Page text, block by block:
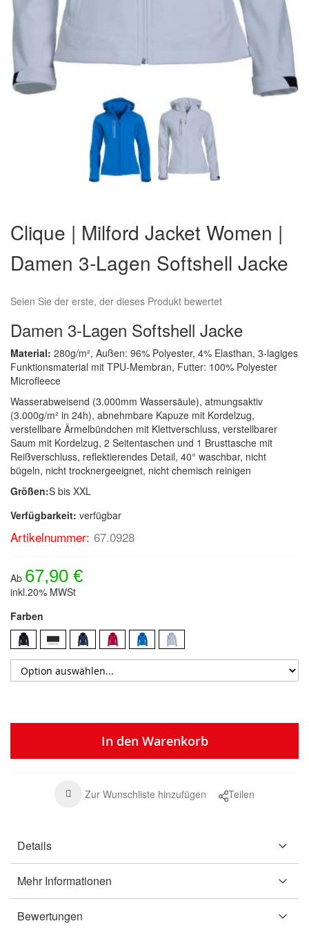
der
Bildergalerie
springen
Clique | Milford Jacket Women |
Damen 3-Lagen Softshell Jacke
Seien Sie der erste, der dieses Produkt bewertet
Damen 3-Lagen Softshell Jacke
Material: 280g/m², Außen: 96% Polyester, 4% Elasthan, 3-lagiges
Funktionsmaterial mit TPU-Membran, Futter: 100% Polyester
Microfleece
Wasserabweisend (3.000mm Wassersäule), atmungsaktiv
(3.000g/m² in 24h), abnehmbare Kapuze mit Kordelzug,
verstellbare Ärmelbündchen mit Klettverschluss, verstellbarer
Saum mit Kordelzug, 2 Seitentaschen und 1 Brusttasche mit
Reißverschluss, reflektierendes Detail, 40° waschbar, nicht
bügeln, nicht trocknergeeignet, nicht chemisch reinigen
Größen:S bis XXL
Verfügbarkeit: verfügbar
Artikelnummer: 67.0928
Ab 67,90 €
inkl.20% MWSt
Farben
In den Warenkorb
Zur Wunschliste hinzufügen Teilen
Details
Mehr Informationen
Bewertungen